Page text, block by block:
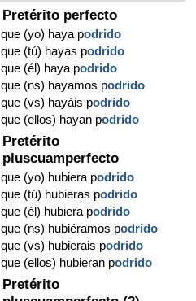
Pretérito perfecto
que (yo) haya podrido
que (tú) hayas podrido
que (él) haya podrido
que (ns) hayamos podrido
que (vs) hayáis podrido
que (ellos) hayan podrido
Pretérito
pluscuamperfecto
que (yo) hubiera podrido
que (tú) hubieras podrido
que (él) hubiera podrido
que (ns) hubiéramos podrido
que (vs) hubierais podrido
que (ellos) hubieran podrido
Pretérito